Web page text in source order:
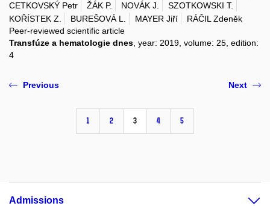
CETKOVSKÝ Petr
ŽÁK P. NOVÁK J.
SZOTKOWSKI T.
KOŘÍSTEK Z.
BUREŠOVÁ L. MAYER Jiří
RÁČIL Zdeněk
Peer-reviewed scientific article
Transfúze a hematologie dnes , year: 2019, volume: 25, edition:
4
Previous
1 2 3 4 5
Next
Admissions